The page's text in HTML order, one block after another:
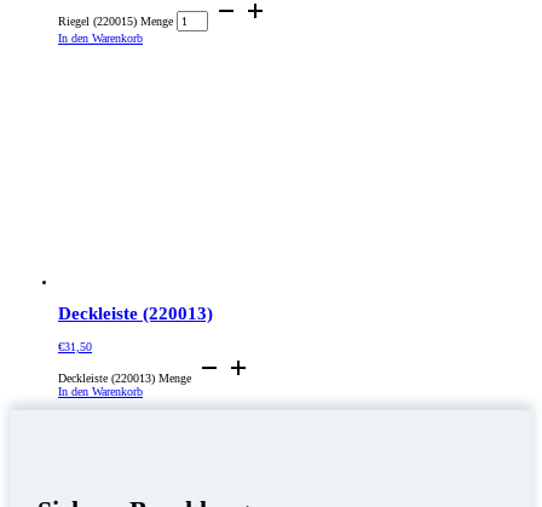
Riegel (220015) Menge
In den Warenkorb
Deckleiste (220013)
€31,50
Deckleiste (220013) Menge
In den Warenkorb